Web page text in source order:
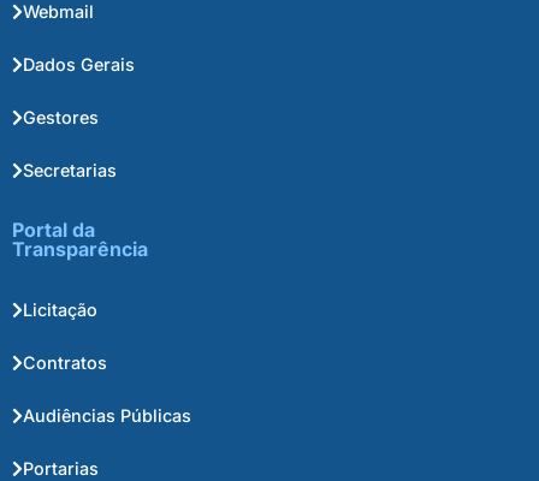
Webmail
Dados Gerais
Gestores
Secretarias
Portal da
Transparência
Licitação
Contratos
Audiências Públicas
Portarias